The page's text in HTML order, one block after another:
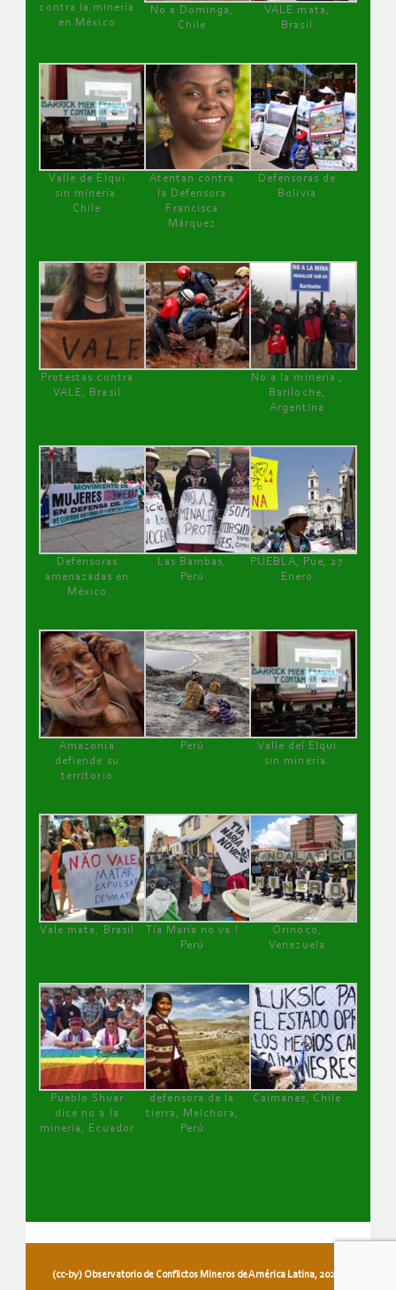
contra la minería
en México
No a Dominga,
Chile
VALE mata,
Brasil
Valle de Elqui
sin minería.
Chile
Atentan contra
la Defensora
Francisca
Márquez
Defensoras de
Bolivia
Protestas contra
VALE, Brasil
No a la minería ,
Bariloche,
Argentina
Defensoras
amenazadas en
México
Las Bambas,
Perú
PUEBLA, Pue, 27
Enero
Amazonía
defiende su
territorio
Perú
Valle del Elqui
sin minería.
Vale mata, Brasil
Tía María no va !
Perú
Orinoco,
Venezuela
Pueblo Shuar
dice no a la
minería, Ecuador
defensora de la
tierra, Melchora,
Perú
Caimanes, Chile
(cc-by) Observatorio de Conflictos Mineros de América Latina, 2026